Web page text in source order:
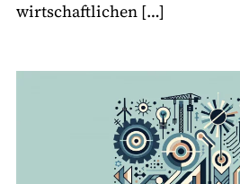
wirtschaftlichen […]